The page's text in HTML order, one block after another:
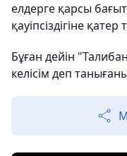
елдерге қарсы
қауіпсіздігіне
Бұған дейін
келісім деп